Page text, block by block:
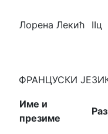
Лорена Лекић IIц
ФРАНЦУСКИ
Име и
презиме